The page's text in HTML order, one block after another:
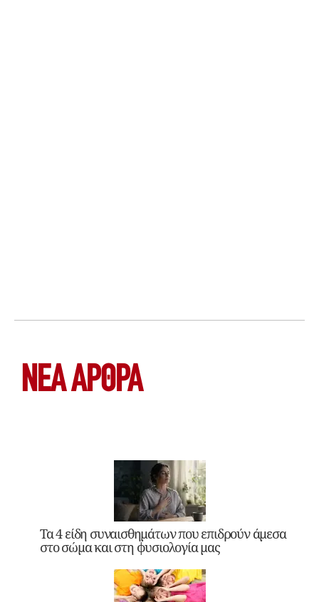
ΝΕΑ ΆΡΘΡΑ
Τα 4 είδη συναισθημάτων που επιδρούν άμεσα
στο σώμα και στη φυσιολογία μας